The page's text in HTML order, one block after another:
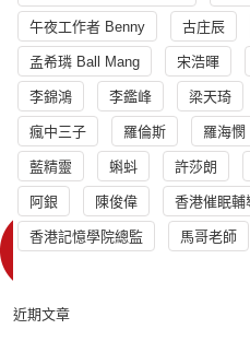
午夜工作者 Benny 古庄辰
孟希璘 Ball Mang 宋浩暉
李錦鴻 李鑑峰 梁天琦
瘋中三子 羅倫斯 羅海憫
藍精靈 蝌蚪 許莎朗
阿銀 陳俊偉 香港催眠
香港記憶學院總監 馬哥老師
近期文章